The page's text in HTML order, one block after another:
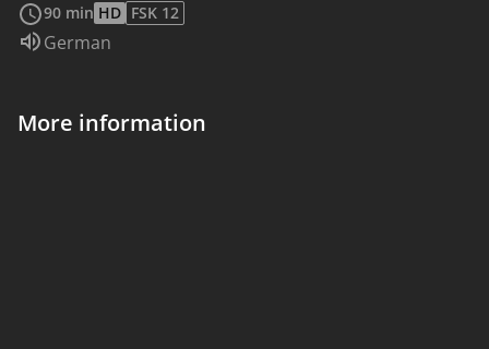
man so schnell nicht vergisst. Ein Abenteuer an der
Grenze zwischen Fantasie und Realität. Eine Irrfahrt ins
90 min HD FSK 12
Audio language:
German
More information